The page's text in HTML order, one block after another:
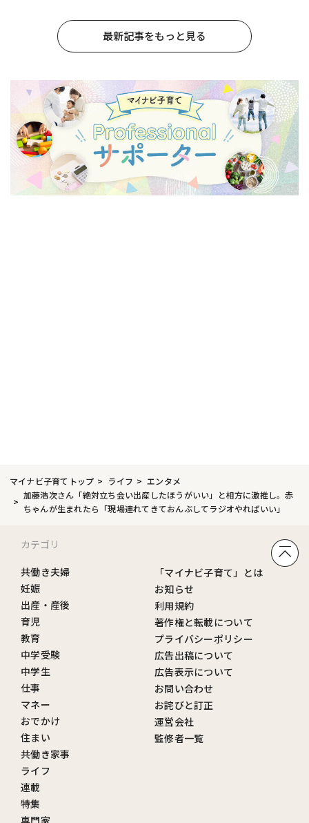
最新記事をもっと見る
マイナビ子育てトップ ライフ
エンタメ
加藤浩次さん「絶対立ち会い出産したほうがいい」と相方に激推し。赤
ちゃんが生まれたら「現場連れてきておんぶしてラジオやればいい」
カテゴリ
共働き夫婦
妊娠
出産・産後
育児
教育
中学受験
中学生
仕事
マネー
おでかけ
住まい
共働き家事
ライフ
連載
特集
「マイナビ子育て」とは
お知らせ
利用規約
著作権と転載について
プライバシーポリシー
広告出稿について
広告表示について
お問い合わせ
お詫びと訂正
運営会社
監修者一覧